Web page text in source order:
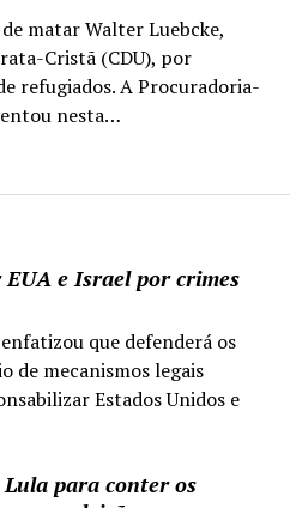
e Israel por crimes
que defenderá os
de mecanismos legais
Estados Unidos e
para conter os
matar Walter Luebcke,
Cristã (CDU), por
refugiados. A Procuradoria-
nesta…